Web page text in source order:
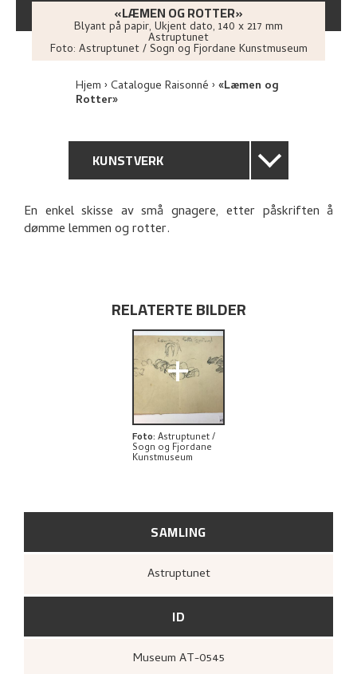
«LÆMEN OG ROTTER»
Blyant på papir, Ukjent dato, 140 x 217 mm
Astruptunet
Foto: Astruptunet / Sogn og Fjordane Kunstmuseum
Hjem Catalogue Raisonné «Læmen og
Rotter»
KUNSTVERK
GENERELL BESKRIVELSE
TEKNISK INFORMASJON
UTFORSK
SAMLING
Astruptunet
ID
Museum AT-0545
En enkel skisse av små gnagere, etter påskriften å
dømme lemmen og rotter.
RELATERTE BILDER
+
Foto: Astruptunet /
Sogn og Fjordane
Kunstmuseum